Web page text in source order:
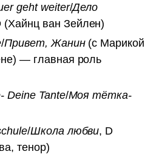
geht weiter/Дело
(Хайнц ван Зейлен)
/Привет, Жанин(с Марикой
— главная роль
Deine Tante/Моя тётка-
/Школа любви, D
тенор)